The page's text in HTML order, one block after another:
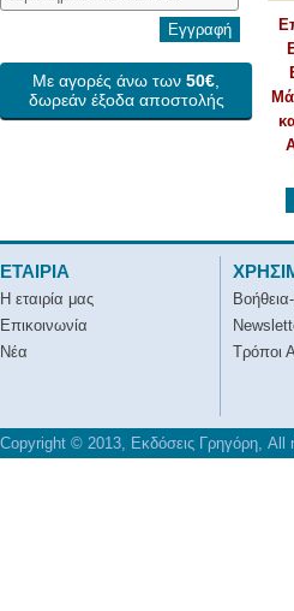
Εγγραφή
Με αγορές άνω των 50€
δωρεάν έξοδα αποστολής
ΕΤΑΙΡΙΑ
Η εταιρία μας
Επικοινωνία
Νέα
Τρόποι
Copyright © 2013, Εκδόσεις Γρηγόρη, All